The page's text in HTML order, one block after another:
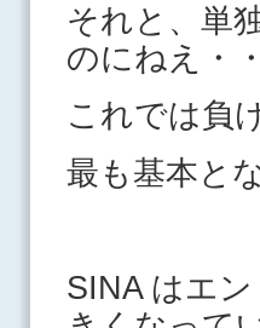
それと、単
のにねえ・・
これでは負
最も基本と
SINA はエ